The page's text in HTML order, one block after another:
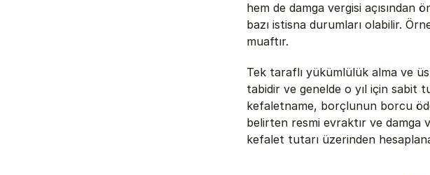
hem de damga vergisi açısından
bazı istisna durumları olabilir.
muaftır.
Tek taraflı yükümlülük alma ve
tabidir ve genelde o yıl için sabit
kefaletname, borçlunun borcu
belirten resmi evraktır ve damga
kefalet tutarı üzerinden